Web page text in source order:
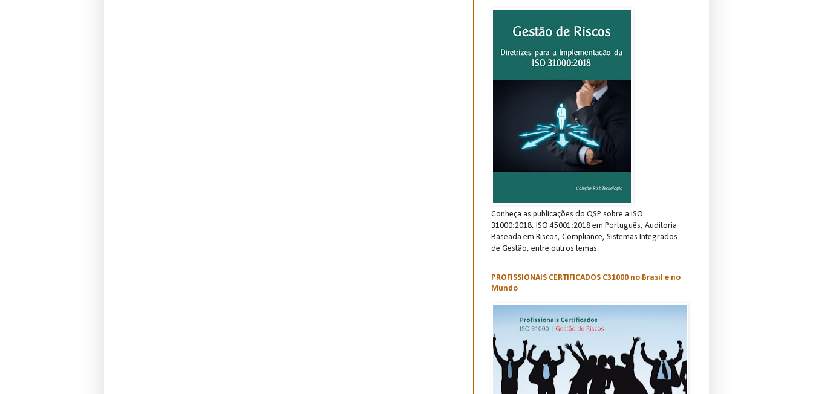
Conheça as publicações do QSP sobre a ISO
31000:2018, ISO 45001:2018 em Português, Auditoria
Baseada em Riscos, Compliance, Sistemas Integrados
de Gestão, entre outros temas.
PROFISSIONAIS CERTIFICADOS C31000 no Brasil e no
Mundo